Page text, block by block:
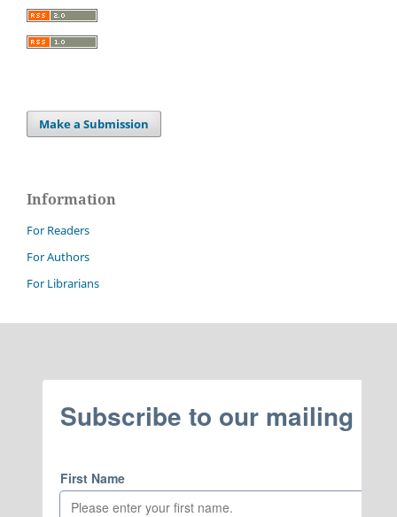
Make a Submission
Information
For Readers
For Authors
For Librarians